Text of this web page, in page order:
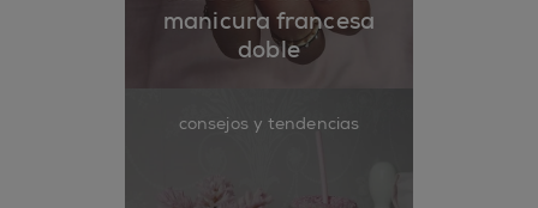
manicura francesa
doble
consejos y tendencias